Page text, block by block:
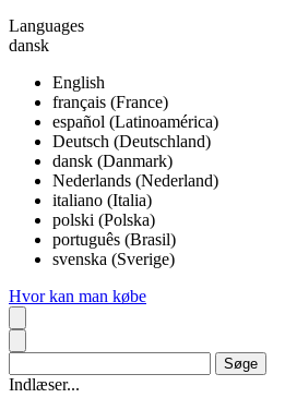
Languages
dansk
English
français (France)
español (Latinoamérica)
Deutsch (Deutschland)
dansk (Danmark)
Nederlands (Nederland)
italiano (Italia)
polski (Polska)
português (Brasil)
svenska (Sverige)
Hvor kan man købe
Indlæser...